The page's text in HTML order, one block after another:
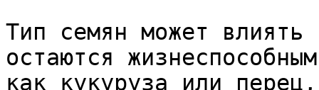
Тип семян может
остаются
как кукуруза или